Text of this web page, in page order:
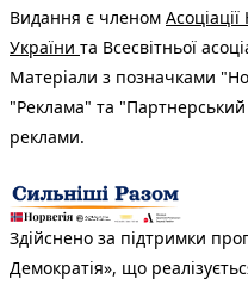
Видання є членом
України та Всесвітньої
Матеріали з позначками
"Реклама" та "Партнерський
реклами.
Здійснено за підтримки
Демократія», що